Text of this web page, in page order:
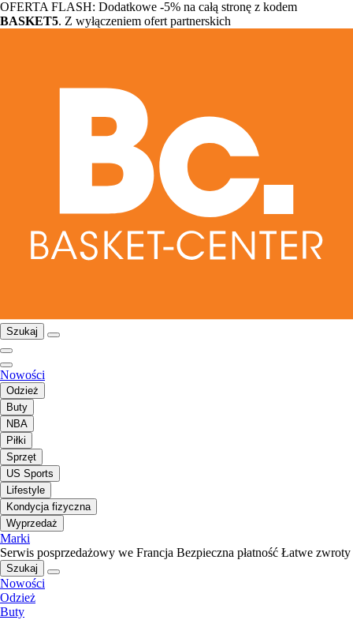
OFERTA FLASH: Dodatkowe -5% na całą stronę z kodem
BASKET5. Z wyłączeniem ofert partnerskich
Szukaj
Nowości
Odzież
Buty
NBA
Piłki
Sprzęt
US Sports
Lifestyle
Kondycja fizyczna
Wyprzedaż
Marki
Serwis posprzedażowy we Francja Bezpieczna płatność Łatwe zwroty
Szukaj
Nowości
Odzież
Buty